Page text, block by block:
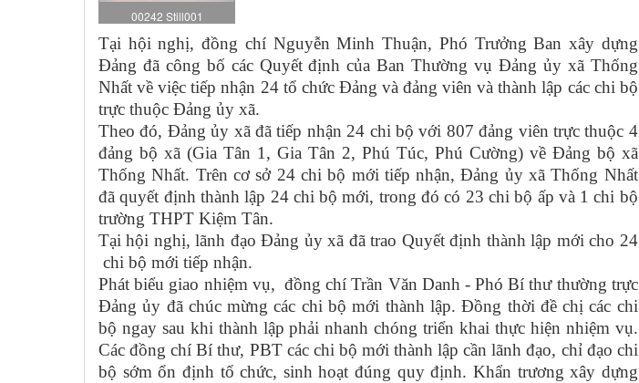
00242 Still001
Tại hội nghị, đồng chí Nguyễn Minh Thuận, Phó Trưởng Ban xây dựng
Đảng đã công bố các Quyết định của Ban Thường vụ Đảng ủy xã Thống
Nhất về việc tiếp nhận 24 tổ chức Đảng và đảng viên và thành lập các chi bộ
trực thuộc Đảng ủy xã.
Theo đó, Đảng ủy xã đã tiếp nhận 24 chi bộ với 807 đảng viên trực thuộc 4
đảng bộ xã (Gia Tân 1, Gia Tân 2, Phú Túc, Phú Cường) về Đảng bộ xã
Thống Nhất. Trên cơ sở 24 chi bộ mới tiếp nhận, Đảng ủy xã Thống Nhất
đã quyết định thành lập 24 chi bộ mới, trong đó có 23 chi bộ ấp và 1 chi bộ
trường THPT Kiệm Tân.
Tại hội nghị, lãnh đạo Đảng ủy xã đã trao Quyết định thành lập mới cho 24
chi bộ mới tiếp nhận.
Phát biểu giao nhiệm vụ, đồng chí Trần Văn Danh - Phó Bí thư thường trực
Đảng ủy đã chúc mừng các chi bộ mới thành lập. Đồng thời đề chị các chi
bộ ngay sau khi thành lập phải nhanh chóng triển khai thực hiện nhiệm vụ.
Các đồng chí Bí thư, PBT các chi bộ mới thành lập cần lãnh đạo, chỉ đạo chi
bộ sớm ổn định tổ chức, sinh hoạt đúng quy định. Khẩn trương xây dựng